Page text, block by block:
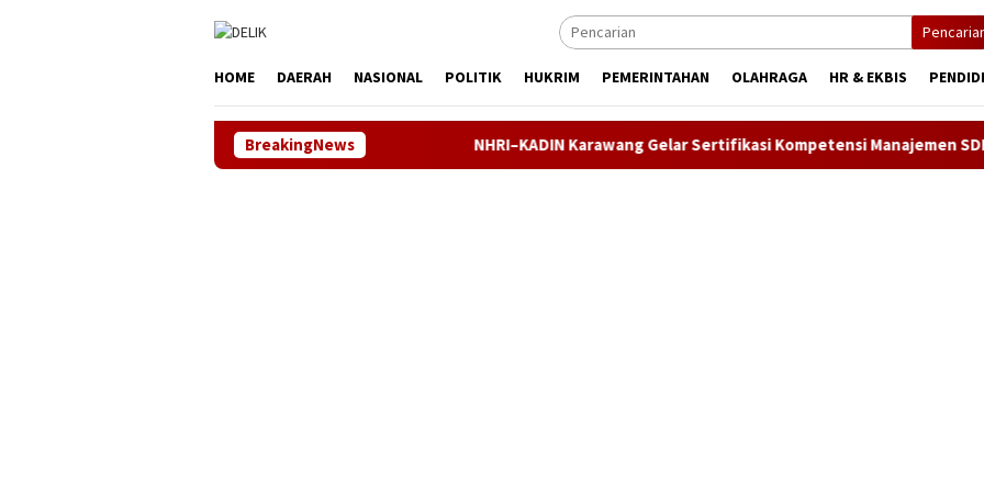
HOME DAERAH NASIONAL POLITIK HUKRIM PEMERINTAHAN OLAHRAGA HR & EKBIS
BreakingNewsNHRI–KADIN Karawang Gelar Sertifikasi Kompetensi Manajemen SDM, Asesi